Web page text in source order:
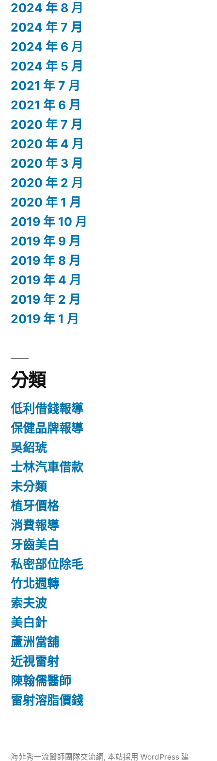
2024 年 8 月
2024 年 7 月
2024 年 6 月
2024 年 5 月
2021 年 7 月
2021 年 6 月
2020 年 7 月
2020 年 4 月
2020 年 3 月
2020 年 2 月
2020 年 1 月
2019 年 10 月
2019 年 9 月
2019 年 8 月
2019 年 4 月
2019 年 2 月
2019 年 1 月
分類
低利借錢報導
保健品牌報導
吳紹琥
士林汽車借款
未分類
植牙價格
消費報導
牙齒美白
私密部位除毛
竹北週轉
索夫波
美白針
蘆洲當舖
近視雷射
陳翰儒醫師
雷射溶脂價錢
海菲秀一流醫師團隊交流網, 本站採用 WordPress 建